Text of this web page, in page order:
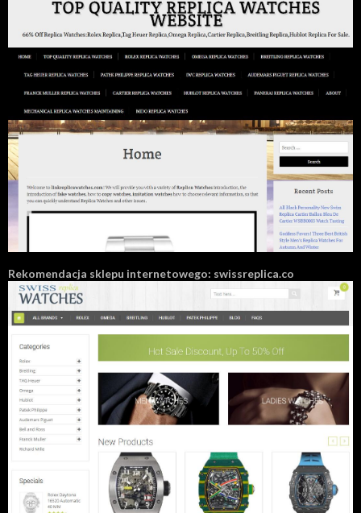
Rekomendacja sklepu internetowego: swissreplica.co